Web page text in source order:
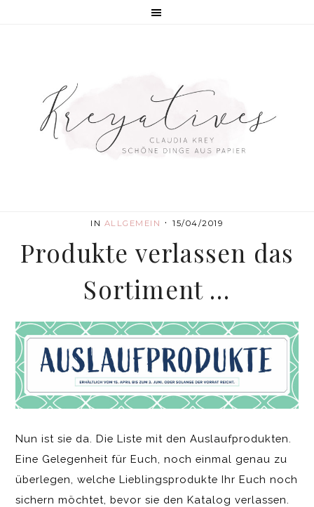
IN ALLGEMEIN · 15/04/2019
Produkte verlassen das
Sortiment …
Nun ist sie da. Die Liste mit den Auslaufprodukten.
Eine Gelegenheit für Euch, noch einmal genau zu
überlegen, welche Lieblingsprodukte Ihr Euch noch
sichern möchtet, bevor sie den Katalog verlassen.